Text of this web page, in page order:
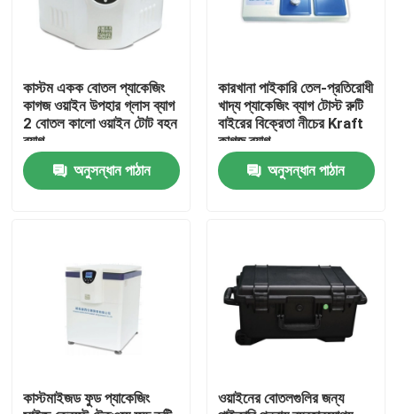
ভিডিও
কাস্টম একক বোতল প্যাকেজিং
কাগজ ওয়াইন উপহার গ্লাস ব্যাগ
2 বোতল কালো ওয়াইন টোট বহন
ব্যাগ
অনুসন্ধান পাঠান
কারখানা পাইকারি তেল-প্রতিরোধী
খাদ্য প্যাকেজিং ব্যাগ টোস্ট রুটি
বাইরের বিক্রেতা নীচের Kraft
কাগজ ব্যাগ
অনুসন্ধান পাঠান
কাস্টমাইজড ফুড প্যাকেজিং
ওয়াইনের বোতলগুলির জন্য